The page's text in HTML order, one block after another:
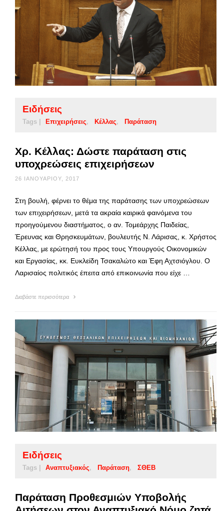
Ειδήσεις
Tags | Επιχειρήσεις Κέλλας Παράταση
Χρ. Κέλλας: Δώστε παράταση στις
υποχρεώσεις επιχειρήσεων
26 ΙΑΝΟΥΑΡΊΟΥ, 2017
Στη βουλή, φέρνει το θέμα της παράτασης των υποχρεώσεων
των επιχειρήσεων, μετά τα ακραία καιρικά φαινόμενα του
προηγούμενου διαστήματος, ο αν. Τομεάρχης Παιδείας,
Έρευνας και Θρησκευμάτων, βουλευτής Ν. Λάρισας, κ. Χρήστος
Κέλλας, με ερώτησή του προς τους Υπουργούς Οικονομικών
και Εργασίας, κκ. Ευκλείδη Τσακαλώτο και Έφη Αχτσιόγλου. Ο
Λαρισαίος πολιτικός έπειτα από επικοινωνία που είχε …
Διαβάστε περισσότερα
Ειδήσεις
Tags | Αναπτυξιακός Παράταση ΣΘΕΒ
Παράταση Προθεσμιών Υποβολής